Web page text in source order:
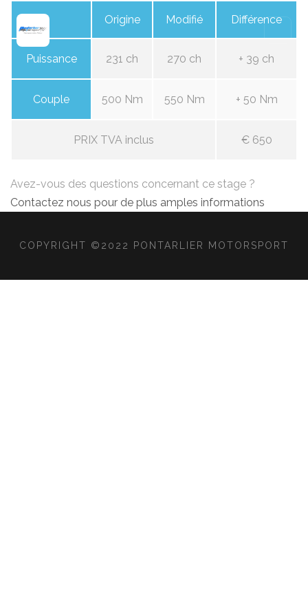
Origine Modifié Différence
Puissance 231 ch 270 ch + 39 ch
Couple 500 Nm 550 Nm + 50 Nm
PRIX TVA inclus € 650
Avez-vous des questions concernant ce stage ?
Contactez nous pour de plus amples informations
COPYRIGHT ©2022 PONTARLIER MOTORSPORT